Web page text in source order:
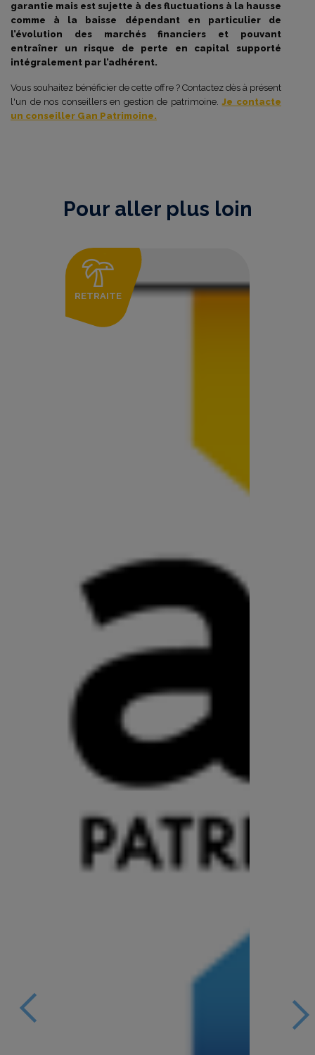
garantie mais est sujette à des fluctuations à la hausse
comme à la baisse dépendant en particulier de
l’évolution des marchés financiers et pouvant
entraîner un risque de perte en capital supporté
intégralement par l’adhérent.
Vous souhaitez bénéficier de cette offre ? Contactez dès à présent
l'un de nos conseillers en gestion de patrimoine.Je contacte
un conseiller Gan Patrimoine.
Pour aller plus loin
RETRAITE